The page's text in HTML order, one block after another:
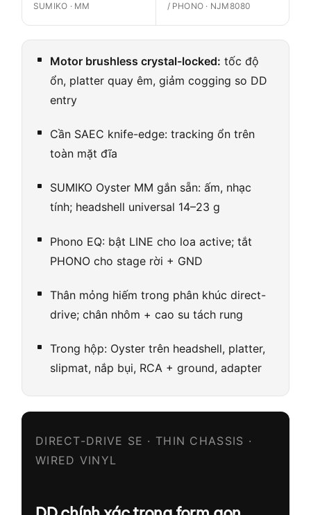
SUMIKO · MM / PHONO · NJM8080
Motor brushless crystal-locked: tốc độ
ổn, platter quay êm, giảm cogging so DD
entry
Cần SAEC knife-edge: tracking ổn trên
toàn mặt đĩa
SUMIKO Oyster MM gắn sẵn: ấm, nhạc
tính; headshell universal 14–23 g
Phono EQ: bật LINE cho loa active; tắt
PHONO cho stage rời + GND
Thân mỏng hiếm trong phân khúc direct-
drive; chân nhôm + cao su tách rung
Trong hộp: Oyster trên headshell, platter,
slipmat, nắp bụi, RCA + ground, adapter
DIRECT-DRIVE SE · THIN CHASSIS ·
WIRED VINYL